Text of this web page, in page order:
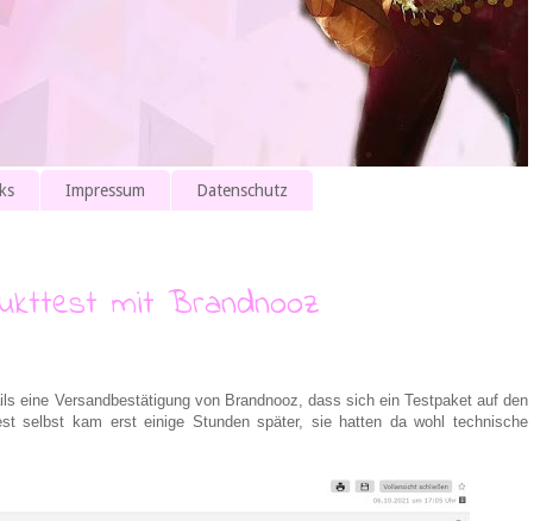
Impressum Datenschutz
mit Brandnooz
eine Versandbestätigung von Brandnooz, dass sich ein Testpaket auf den
selbst kam erst einige Stunden später, sie hatten da wohl technische